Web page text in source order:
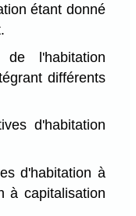
étant donné
l'habitation
différents
d'habitation
d'habitation à
à capitalisation